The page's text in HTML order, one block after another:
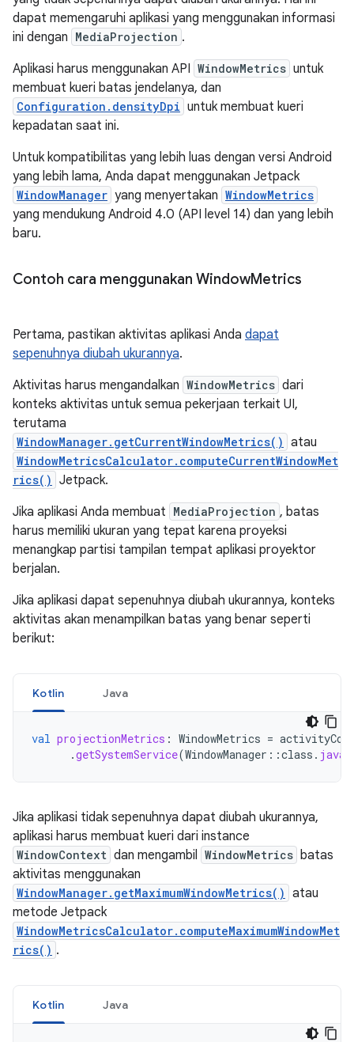
dapat memengaruhi aplikasi yang menggunakan informasi
ini dengan MediaProjection .
Aplikasi harus menggunakan API WindowMetrics untuk
membuat kueri batas jendelanya, dan
Configuration.densityDpi untuk membuat kueri
kepadatan saat ini.
Untuk kompatibilitas yang lebih luas dengan versi Android
yang lebih lama, Anda dapat menggunakan Jetpack
WindowManager yang menyertakan WindowMetrics
yang mendukung Android 4.0 (API level 14) dan yang lebih
baru.
Contoh cara menggunakan WindowMetrics
Pertama, pastikan aktivitas aplikasi Anda dapat
sepenuhnya diubah ukurannya.
Aktivitas harus mengandalkan WindowMetrics dari
konteks aktivitas untuk semua pekerjaan terkait UI,
terutama
WindowManager.getCurrentWindowMetrics() atau
WindowMetricsCalculator.computeCurrentWindowMet
rics() Jetpack.
Jika aplikasi Anda membuat MediaProjection , batas
harus memiliki ukuran yang tepat karena proyeksi
menangkap partisi tampilan tempat aplikasi proyektor
berjalan.
Jika aplikasi dapat sepenuhnya diubah ukurannya, konteks
aktivitas akan menampilkan batas yang benar seperti
berikut:
Kotlin Java
val projectionMetrics : WindowMetrics =
.getSystemService(WindowManager ::class . java
Jika aplikasi tidak sepenuhnya dapat diubah ukurannya,
aplikasi harus membuat kueri dari instance
WindowContext dan mengambil WindowMetrics batas
aktivitas menggunakan
WindowManager.getMaximumWindowMetrics() atau
metode Jetpack
WindowMetricsCalculator.computeMaximumWindowMet
rics() .
Kotlin Java